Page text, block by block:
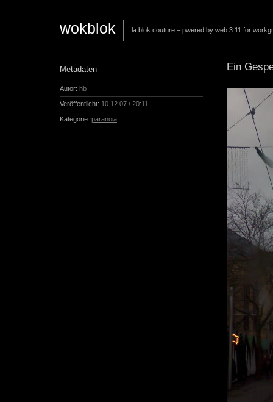
wokblok la blok couture – pwered by web 3.11 for
Ein
Metadaten
Autor: hb
Veröffentlicht: 10.12.07 / 20:11
Kategorie: paranoia